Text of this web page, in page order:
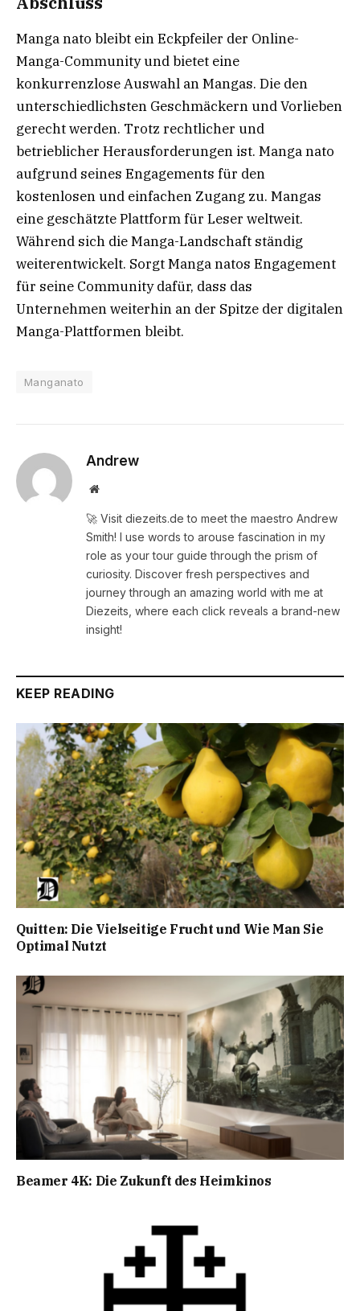
Manga nato bleibt ein Eckpfeiler der Online-
Manga-Community und bietet eine
konkurrenzlose Auswahl an Mangas. Die den
unterschiedlichsten Geschmäckern und Vorlieben
gerecht werden. Trotz rechtlicher und
betrieblicher Herausforderungen ist. Manga nato
aufgrund seines Engagements für den
kostenlosen und einfachen Zugang zu. Mangas
eine geschätzte Plattform für Leser weltweit.
Während sich die Manga-Landschaft ständig
weiterentwickelt. Sorgt Manga natos Engagement
für seine Community dafür, dass das
Unternehmen weiterhin an der Spitze der digitalen
Manga-Plattformen bleibt.
Manganato
Andrew
Website
🚀 Visit diezeits.de to meet the maestro Andrew
Smith! I use words to arouse fascination in my
role as your tour guide through the prism of
curiosity. Discover fresh perspectives and
journey through an amazing world with me at
Diezeits, where each click reveals a brand-new
insight!
KEEP READING
Quitten: Die Vielseitige Frucht und Wie Man Sie
Optimal Nutzt
Beamer 4K: Die Zukunft des Heimkinos